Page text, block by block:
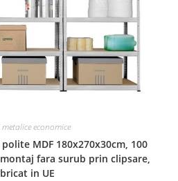
economice
MDF 180x270x30cm, 100
montaj fara surub prin clipsare,
in UE